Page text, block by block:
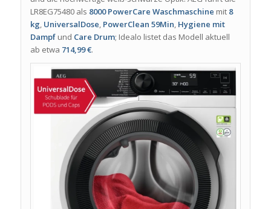
LR8EG75480 als 8000 PowerCare Waschmaschine mit 8
kg UniversalDose PowerClean 59Min Hygiene mit
Dampfund Care Drum; Idealo listet das Modell aktuell
ab etwa 714,99 €.